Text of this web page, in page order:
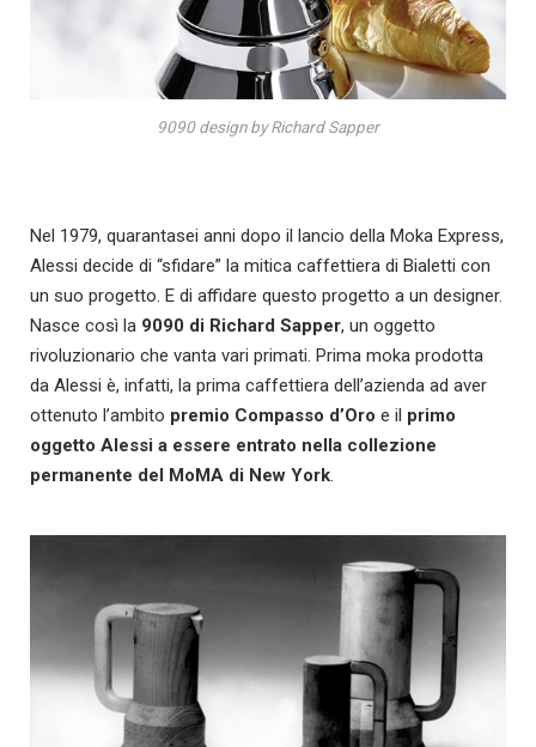
9090 design by Richard Sapper
Nel 1979, quarantasei anni dopo il lancio della Moka Express,
Alessi decide di “sfidare” la mitica caffettiera di Bialetti con
un suo progetto. E di affidare questo progetto a un designer.
Nasce così la 9090 di Richard Sapper, un oggetto
rivoluzionario che vanta vari primati. Prima moka prodotta
da Alessi è, infatti, la prima caffettiera dell’azienda ad aver
ottenuto l’ambito premio Compasso d’Oro e il primo
oggetto Alessi a essere entrato nella collezione
permanente del MoMA di New York.